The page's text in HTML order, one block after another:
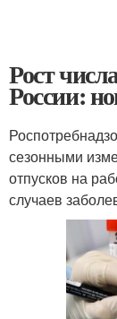
Рост
России:
сезонными
отпусков на
случаев